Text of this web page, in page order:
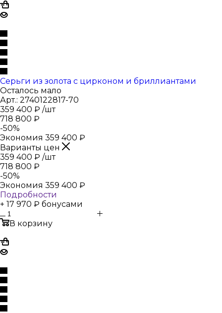
Серьги из золота с цирконом и бриллиантами
Осталось мало
Арт.: 2740122817-70
359 400 ₽ /шт
718 800 ₽
-50%
Экономия 359 400 ₽
Варианты цен
359 400 ₽ /шт
718 800 ₽
-50%
Экономия 359 400 ₽
Подробности
+ 17 970 ₽ бонусами
В корзину